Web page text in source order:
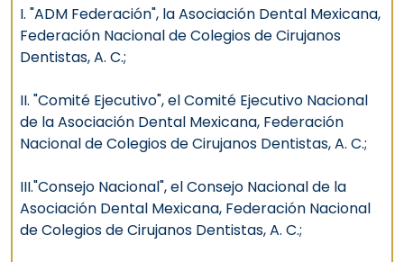
I. "ADM Federación", la Asociación Dental Mexicana,
Federación Nacional de Colegios de Cirujanos
Dentistas, A. C.;
II. "Comité Ejecutivo", el Comité Ejecutivo Nacional
de la Asociación Dental Mexicana, Federación
Nacional de Colegios de Cirujanos Dentistas, A. C.;
III."Consejo Nacional", el Consejo Nacional de la
Asociación Dental Mexicana, Federación Nacional
de Colegios de Cirujanos Dentistas, A. C.;